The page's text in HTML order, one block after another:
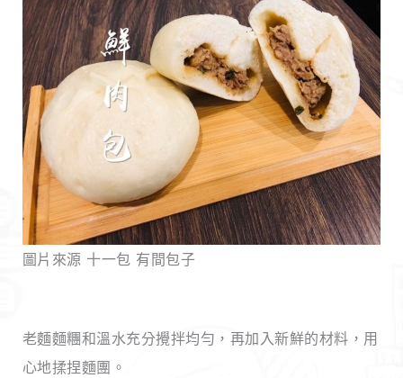
圖片來源 十一包 有間包子
老麵麵糰和溫水充分攪拌均勻，再加入新鮮的材料，用
心地揉捏麵團。